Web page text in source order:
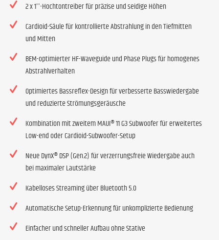
2 x 1''-Hochtontreiber für präzise und seidige Höhen
Cardioid-Säule für kontrollierte Abstrahlung in den Tiefmitten
und Mitten
BEM-optimierter HF-Waveguide und Phase Plugs für homogenes
Abstrahlverhalten
Optimiertes Bassreflex-Design für verbesserte Basswiedergabe
und reduzierte Strömungsgeräusche
Kombination mit zweitem MAUI® 11 G3 Subwoofer für erweitertes
Low-end oder Cardioid-Subwoofer-Setup
Neue DynX® DSP (Gen.2) für verzerrungsfreie Wiedergabe auch
bei maximaler Lautstärke
Kabelloses Streaming über Bluetooth 5.0
Automatische Setup-Erkennung für unkomplizierte Bedienung
Einfacher und schneller Aufbau ohne Stative